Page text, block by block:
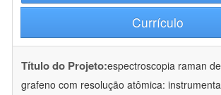
Currículo
Título do Projeto:espectroscopia raman
grafeno com resolução atômica: